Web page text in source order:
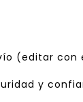
(editar con
y